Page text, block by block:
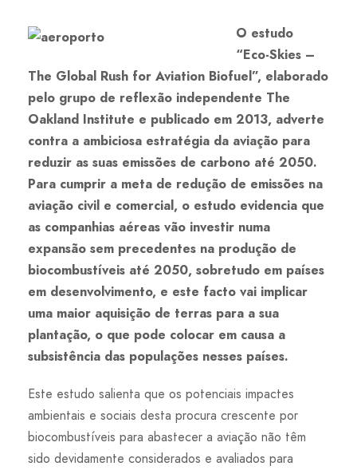
O estudo
“Eco-Skies –
The Global Rush for Aviation Biofuel”, elaborado
pelo grupo de reflexão independente The
Oakland Institute e publicado em 2013, adverte
contra a ambiciosa estratégia da aviação para
reduzir as suas emissões de carbono até 2050.
Para cumprir a meta de redução de emissões na
aviação civil e comercial, o estudo evidencia que
as companhias aéreas vão investir numa
expansão sem precedentes na produção de
biocombustíveis até 2050, sobretudo em países
em desenvolvimento, e este facto vai implicar
uma maior aquisição de terras para a sua
plantação, o que pode colocar em causa a
subsistência das populações nesses países.
Este estudo salienta que os potenciais impactes
ambientais e sociais desta procura crescente por
biocombustíveis para abastecer a aviação não têm
sido devidamente considerados e avaliados para